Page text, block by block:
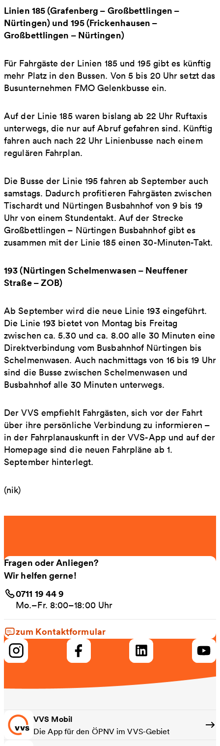
Linien 185 (Grafenberg – Großbettlingen –
Nürtingen) und 195 (Frickenhausen –
Großbettlingen – Nürtingen)
Für Fahrgäste der Linien 185 und 195 gibt es künftig
mehr Platz in den Bussen. Von 5 bis 20 Uhr setzt das
Busunternehmen FMO Gelenkbusse ein.
Auf der Linie 185 waren bislang ab 22 Uhr Ruftaxis
unterwegs, die nur auf Abruf gefahren sind. Künftig
fahren auch nach 22 Uhr Linienbusse nach einem
regulären Fahrplan.
Die Busse der Linie 195 fahren ab September auch
samstags. Dadurch profitieren Fahrgästen zwischen
Tischardt und Nürtingen Busbahnhof von 9 bis 19
Uhr von einem Stundentakt. Auf der Strecke
Großbettlingen – Nürtingen Busbahnhof gibt es
zusammen mit der Linie 185 einen 30-Minuten-Takt.
193 (Nürtingen Schelmenwasen – Neuffener
Straße – ZOB)
Ab September wird die neue Linie 193 eingeführt.
Die Linie 193 bietet von Montag bis Freitag
zwischen ca. 5.30 und ca. 8.00 alle 30 Minuten eine
Direktverbindung vom Busbahnhof Nürtingen bis
Schelmenwasen. Auch nachmittags von 16 bis 19 Uhr
sind die Busse zwischen Schelmenwasen und
Busbahnhof alle 30 Minuten unterwegs.
Der VVS empfiehlt Fahrgästen, sich vor der Fahrt
über ihre persönliche Verbindung zu informieren –
in der Fahrplanauskunft in der VVS-App und auf der
Homepage sind die neuen Fahrpläne ab 1.
September hinterlegt.
(nik)
Fragen oder Anliegen?
Wir helfen gerne!
0711 19 44 9
Mo.–Fr. 8:00–18:00 Uhr
zum Kontaktformular
VVS Mobil
Die App für den ÖPNV im VVS-Gebiet